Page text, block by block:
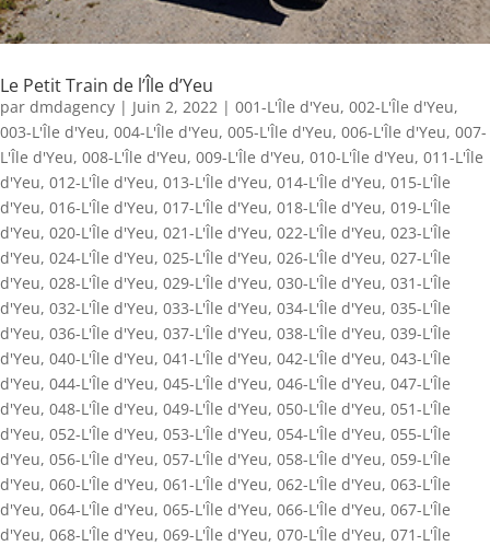
Le Petit Train de l’Île d’Yeu
par dmdagency | Juin 2, 2022 | 001-L'Île d'Yeu, 002-L'Île d'Yeu,
003-L'Île d'Yeu, 004-L'Île d'Yeu, 005-L'Île d'Yeu, 006-L'Île d'Yeu, 007-
L'Île d'Yeu, 008-L'Île d'Yeu, 009-L'Île d'Yeu, 010-L'Île d'Yeu, 011-L'Île
d'Yeu, 012-L'Île d'Yeu, 013-L'Île d'Yeu, 014-L'Île d'Yeu, 015-L'Île
d'Yeu, 016-L'Île d'Yeu, 017-L'Île d'Yeu, 018-L'Île d'Yeu, 019-L'Île
d'Yeu, 020-L'Île d'Yeu, 021-L'Île d'Yeu, 022-L'Île d'Yeu, 023-L'Île
d'Yeu, 024-L'Île d'Yeu, 025-L'Île d'Yeu, 026-L'Île d'Yeu, 027-L'Île
d'Yeu, 028-L'Île d'Yeu, 029-L'Île d'Yeu, 030-L'Île d'Yeu, 031-L'Île
d'Yeu, 032-L'Île d'Yeu, 033-L'Île d'Yeu, 034-L'Île d'Yeu, 035-L'Île
d'Yeu, 036-L'Île d'Yeu, 037-L'Île d'Yeu, 038-L'Île d'Yeu, 039-L'Île
d'Yeu, 040-L'Île d'Yeu, 041-L'Île d'Yeu, 042-L'Île d'Yeu, 043-L'Île
d'Yeu, 044-L'Île d'Yeu, 045-L'Île d'Yeu, 046-L'Île d'Yeu, 047-L'Île
d'Yeu, 048-L'Île d'Yeu, 049-L'Île d'Yeu, 050-L'Île d'Yeu, 051-L'Île
d'Yeu, 052-L'Île d'Yeu, 053-L'Île d'Yeu, 054-L'Île d'Yeu, 055-L'Île
d'Yeu, 056-L'Île d'Yeu, 057-L'Île d'Yeu, 058-L'Île d'Yeu, 059-L'Île
d'Yeu, 060-L'Île d'Yeu, 061-L'Île d'Yeu, 062-L'Île d'Yeu, 063-L'Île
d'Yeu, 064-L'Île d'Yeu, 065-L'Île d'Yeu, 066-L'Île d'Yeu, 067-L'Île
d'Yeu, 068-L'Île d'Yeu, 069-L'Île d'Yeu, 070-L'Île d'Yeu, 071-L'Île